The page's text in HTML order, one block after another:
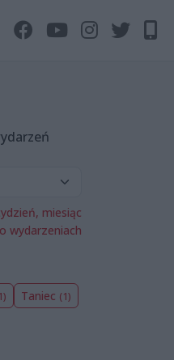
miesiąc
wydarzeniach
Taniec (1)